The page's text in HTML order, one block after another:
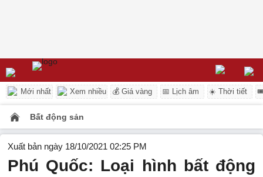
Mới nhất Xem nhiều 💰 Giá vàng 📅 Lịch âm ☀️ Thời tiết
Bất động sản
Xuất bản ngày 18/10/2021 02:25 PM
Phú Quốc: Loại hình bất động